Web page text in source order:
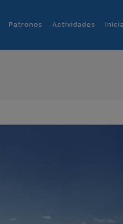
Patronos Actividades